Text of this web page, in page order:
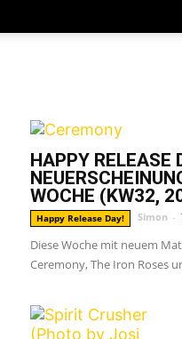
HAPPY RELEASE
WOCHE (KW32,
Happy Release Day! Simon -
Diese Woche mit neuem
Ceremony, The Iron Roses